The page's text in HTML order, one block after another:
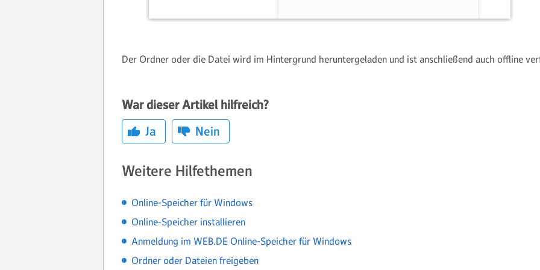
Der Ordner oder die Datei wird im Hintergrund heruntergeladen und ist anschließend auch offline
War dieser Artikel hilfreich?
Ja
Nein
Weitere Hilfethemen
Online-Speicher für Windows
Online-Speicher installieren
Anmeldung im WEB.DE Online-Speicher für Windows
Ordner oder Dateien freigeben